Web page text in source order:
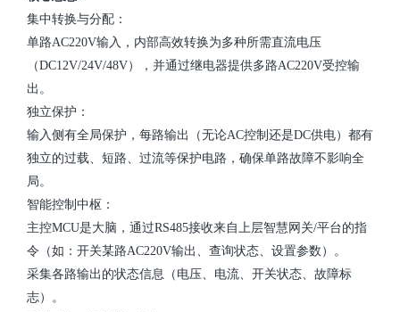
集中转换与分配：
单路AC220V输入，内部高效转换为多种所需直流电压
（DC12V/24V/48V），并通过继电器提供多路AC220V受控输
出。
独立保护：
输入侧有全局保护，每路输出（无论AC控制还是DC供电）都有
独立的过载、短路、过流等保护电路，确保单路故障不影响全
局。
智能控制中枢：
主控MCU是大脑 ， 通过RS485接收来自上层智慧网关/平台的指
令（如：开关某路AC220V输出、查询状态、设置参数）。
采集各路输出的状态信息（电压、电流、开关状态、故障标
志）。